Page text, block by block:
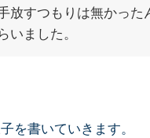
放すつもりは無かっ
らいました。
を書いていきます。